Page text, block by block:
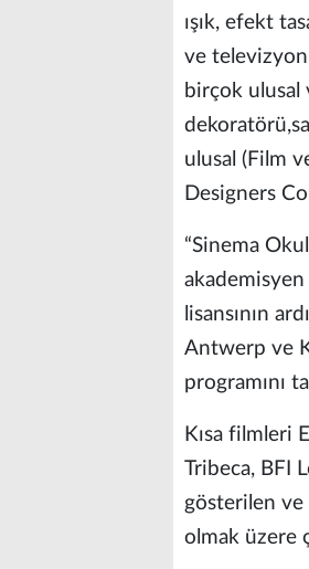
ışık, efekt
ve televizyon
birçok ulusal
ulusal (Film
Designers
“Sinema
lisansının
Antwerp ve
programını
Kısa filmleri
Tribeca, BFI
gösterilen ve
olmak üzere